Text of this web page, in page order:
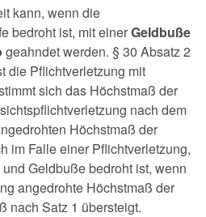
kann, wenn die
bedroht ist, mit einerGeldbuße
geahndet werden. § 30 Absatz 2
die Pflichtverletzung mit
sich das Höchstmaß der
nach dem
Höchstmaß der
im Falle einer Pflichtverletzung,
Geldbuße bedroht ist, wenn
angedrohte Höchstmaß der
nach Satz 1 übersteigt.